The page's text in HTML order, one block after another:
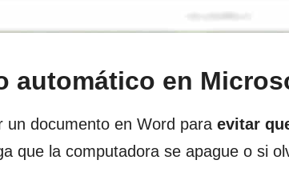
automático en
un documento en Word para evitar
que la computadora se apague o si